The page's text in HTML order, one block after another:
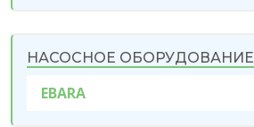
НАСОСНОЕ ОБОРУДОВАНИЕ
EBARA